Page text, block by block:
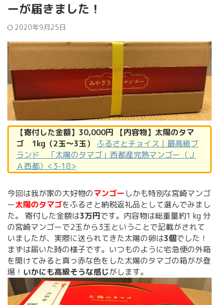
ーが届きました！
2020年9月25日
【寄付した金額】30,000円 【内容物】太陽のタマ
ゴ 1kg（2玉～3玉） ふるさとチョイス｜最高級ブ
ランド 「太陽のタマゴ」西都産完熟マンゴー（Ｊ
Ａ西都）<3-18>
今回は我が家の大好物のマンゴーしかも特別な宮崎マンゴ
ー太陽のタマゴをふるさと納税返礼品として選んでみまし
た。 寄付した金額は3万円です。内容物は総重量約1 kg 分
の宮崎マンゴーで2玉から3玉ということで記載がされて
いましたが、実際に送られてきた太陽の卵は3個でした！
まずは届いた時の様子です。いつものように宅急便の外箱
を開けてみると真っ赤な色をした太陽のタマゴの箱がが登
場！ いかにも高級そうな感じがします。